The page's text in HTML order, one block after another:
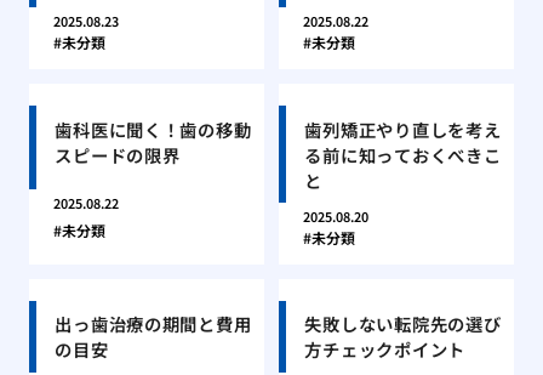
2025.08.23
未分類
2025.08.22
未分類
歯科医に聞く！歯の移動
スピードの限界
2025.08.22
未分類
歯列矯正やり直しを考え
る前に知っておくべきこ
と
2025.08.20
未分類
出っ歯治療の期間と費用
の目安
失敗しない転院先の選び
方チェックポイント